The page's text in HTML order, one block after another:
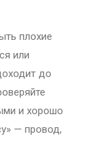
плохие
или
до
и хорошо
— провод,